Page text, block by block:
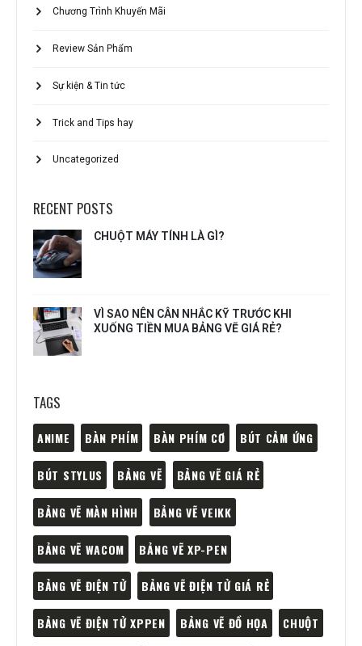
Chương Trình Khuyến Mãi
Review Sản Phẩm
Sự kiện & Tin tức
Trick and Tips hay
Uncategorized
RECENT POSTS
CHUỘT MÁY TÍNH LÀ GÌ?
VÌ SAO NÊN CÂN NHẮC KỸ TRƯỚC KHI
XUỐNG TIỀN MUA BẢNG VẼ GIÁ RẺ?
TAGS
ANIME BÀN PHÍM BÀN PHÍM CƠ BÚT CẢM ỨNG
BÚT STYLUS BẢNG VẼ BẢNG VẼ GIÁ RẺ
BẢNG VẼ MÀN HÌNH BẢNG VẼ VEIKK
BẢNG VẼ WACOM BẢNG VẼ XP-PEN
BẢNG VẼ ĐIỆN TỬ BẢNG VẼ ĐIỆN TỬ GIÁ RẺ
BẢNG VẼ ĐIỆN TỬ XPPEN BẢNG VẼ ĐỒ HỌA CHUỘT